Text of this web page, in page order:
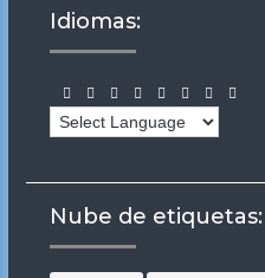
Idiomas:
Nube de etiquetas: